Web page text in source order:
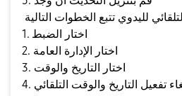
1. اختار الضبط
2. اختار الإدارة العامة
3. اختار التاريخ والوقت
تفعيل التاريخ والوقت التلقائي